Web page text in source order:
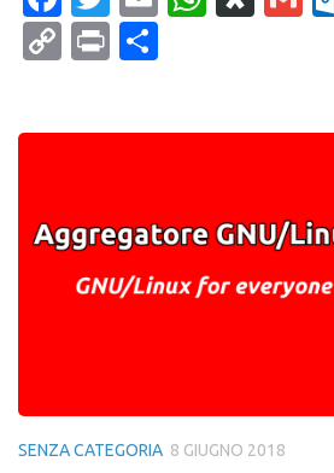
CopyPrint
SENZA CATEGORIA 8 GIUGNO 2018